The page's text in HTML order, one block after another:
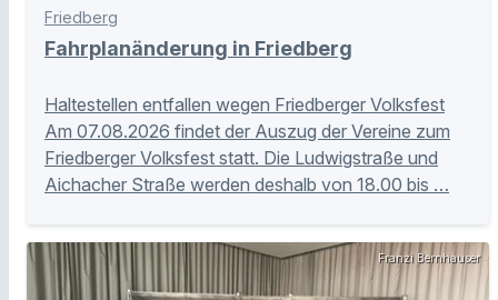
Friedberg
Fahrplanänderung in Friedberg
Haltestellen entfallen wegen Friedberger Volksfest
Am 07.08.2026 findet der Auszug der Vereine zum
Friedberger Volksfest statt. Die Ludwigstraße und
Aichacher Straße werden deshalb von 18.00 bis …
Franzi Bernhauser